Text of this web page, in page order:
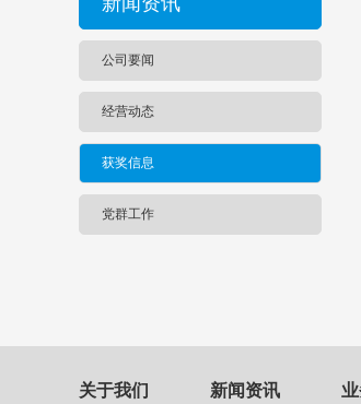
公司要闻
经营动态
获奖信息
党群工作
关于我们 新闻资讯